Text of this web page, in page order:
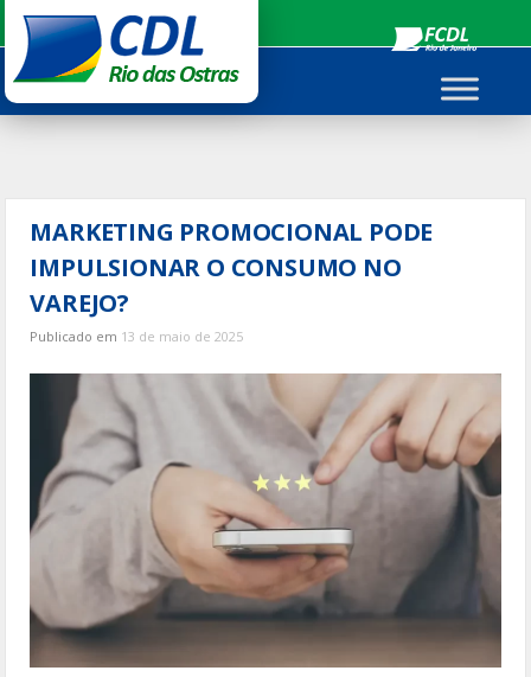
para
conteúdo
MARKETING PROMOCIONAL PODE
IMPULSIONAR O CONSUMO NO
VAREJO?
Publicado em 13 de maio de 2025